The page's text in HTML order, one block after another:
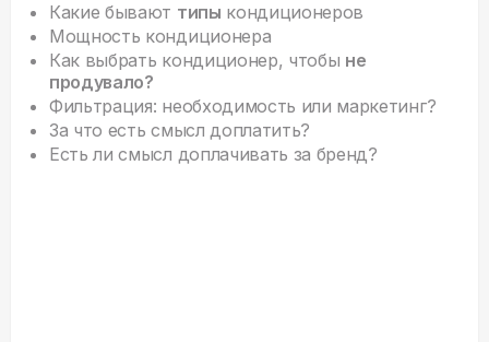
Какие бывают типы кондиционеров
Мощность кондиционера
Как выбрать кондиционер, чтобы не
продувало?
Фильтрация: необходимость или маркетинг?
За что есть смысл доплатить?
Есть ли смысл доплачивать за бренд?